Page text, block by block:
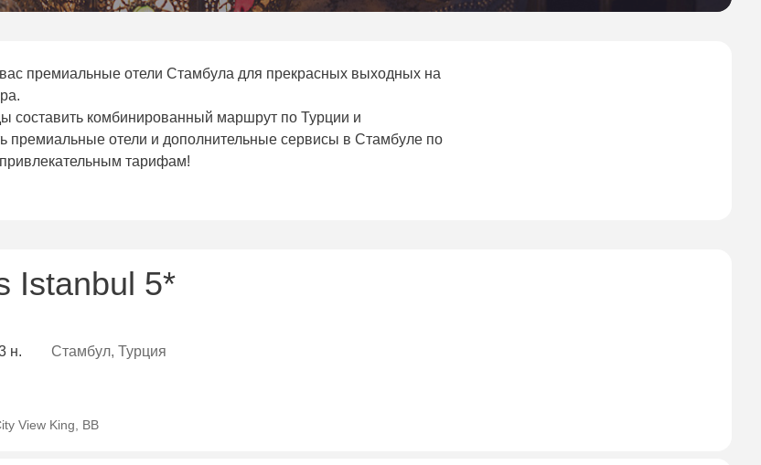
премиальные отели Стамбула для прекрасных выходных на
составить комбинированный маршрут по Турции и
премиальные отели и дополнительные сервисы в Стамбуле по
тарифам!
Istanbul 5*
н. Стамбул, Турция
View King, BB